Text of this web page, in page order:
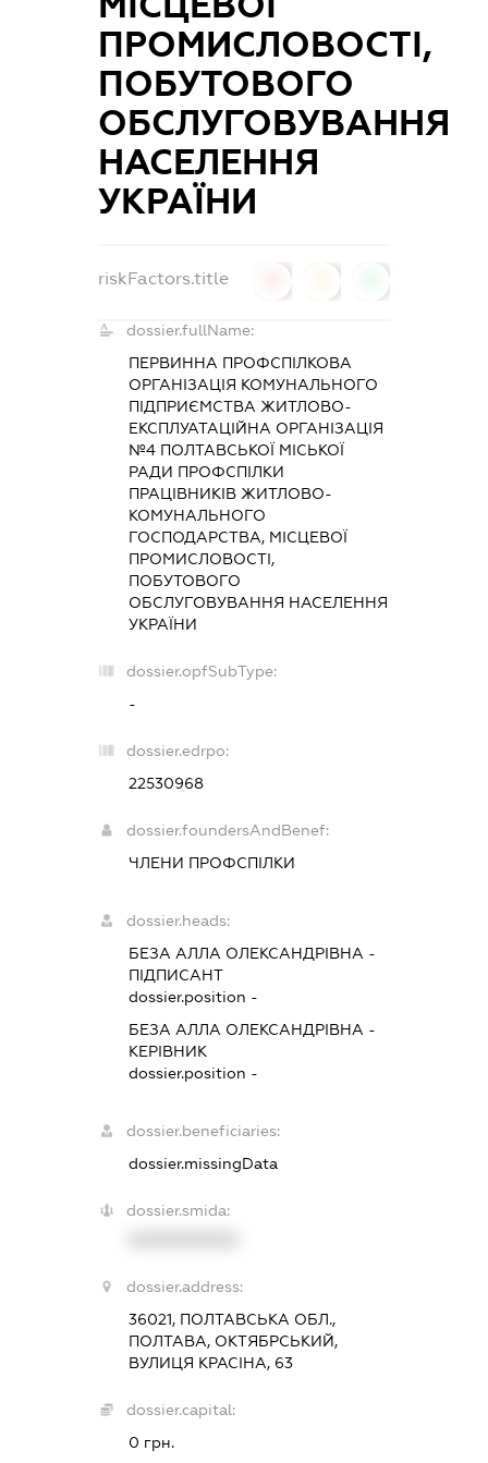
ПРОМИСЛОВОСТІ,
ПОБУТОВОГО
ОБСЛУГОВУВАННЯ
НАСЕЛЕННЯ
УКРАЇНИ
riskFactors.title
dossier.fullName:
ПЕРВИННА ПРОФСПІЛКОВА
ОРГАНІЗАЦІЯ КОМУНАЛЬНОГО
ПІДПРИЄМСТВА ЖИТЛОВО-
ЕКСПЛУАТАЦІЙНА ОРГАНІЗАЦІЯ
№4 ПОЛТАВСЬКОЇ МІСЬКОЇ
РАДИ ПРОФСПІЛКИ
ПРАЦІВНИКІВ ЖИТЛОВО-
КОМУНАЛЬНОГО
ГОСПОДАРСТВА, МІСЦЕВОЇ
ПРОМИСЛОВОСТІ,
ПОБУТОВОГО
ОБСЛУГОВУВАННЯ НАСЕЛЕННЯ
УКРАЇНИ
dossier.opfSubType:
-
dossier.edrpo:
22530968
dossier.foundersAndBenef:
ЧЛЕНИ ПРОФСПІЛКИ
dossier.heads:
БЕЗА АЛЛА ОЛЕКСАНДРІВНА -
ПІДПИСАНТ
dossier.position -
БЕЗА АЛЛА ОЛЕКСАНДРІВНА -
КЕРІВНИК
dossier.position -
dossier.beneficiaries:
dossier.missingData
dossier.smida:
dossier.address:
36021, ПОЛТАВСЬКА ОБЛ.,
ПОЛТАВА, ОКТЯБРСЬКИЙ,
ВУЛИЦЯ КРАСІНА, 63
dossier.capital:
0 грн.